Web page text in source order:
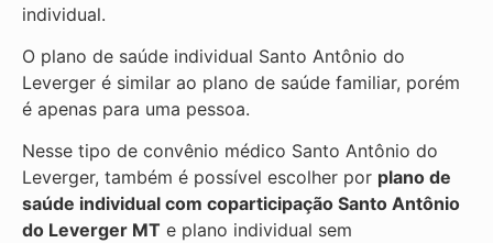
individual.
O plano de saúde individual Santo Antônio do
Leverger é similar ao plano de saúde familiar, porém
é apenas para uma pessoa.
Nesse tipo de convênio médico Santo Antônio do
Leverger, também é possível escolher por plano de
saúde individual com coparticipação Santo Antônio
do Leverger MT e plano individual sem